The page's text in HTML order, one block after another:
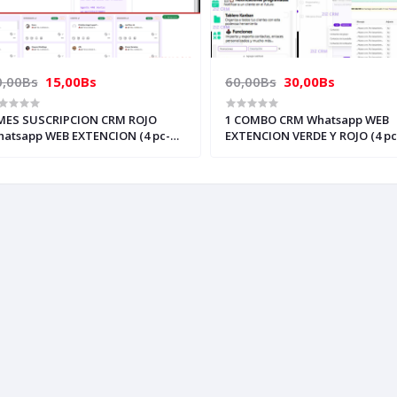
15,00Bs
CRM ROJO
WEB EXTENCION (4 pc-
60,00Bs 30,00Bs
1 COMBO CRM Whatsapp WEB
EXTENCION VERDE Y ROJO (4